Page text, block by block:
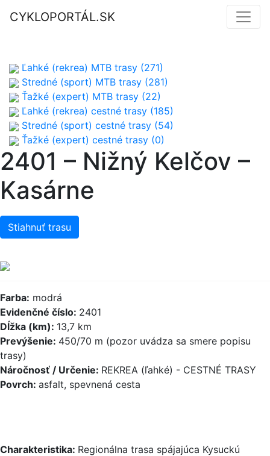
CYKLOPORTÁL.SK
Ľahké (rekrea) MTB trasy (271)
Stredné (sport) MTB trasy (281)
Ťažké (expert) MTB trasy (22)
Ľahké (rekrea) cestné trasy (185)
Stredné (sport) cestné trasy (54)
Ťažké (expert) cestné trasy (0)
2401 – Nižný Kelčov –
Kasárne
Stiahnuť trasu
Farba: modrá
Evidenčné číslo: 2401
Dĺžka (km): 13,7 km
Prevýšenie: 450/70 m (pozor uvádza sa smere popisu
trasy)
Náročnosť / Určenie: REKREA (ľahké) - CESTNÉ TRASY
Povrch: asfalt, spevnená cesta
Charakteristika: Regionálna trasa spájajúca Kysuckú